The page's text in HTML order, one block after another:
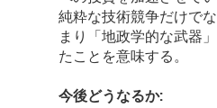
純粋な技術競争だけで
まり「地政学的な武器
たことを意味する。
今後どうなるか: